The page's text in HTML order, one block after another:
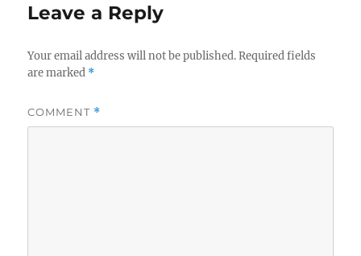
Leave a Reply
Your email address will not be published. Required fields
are marked *
COMMENT *